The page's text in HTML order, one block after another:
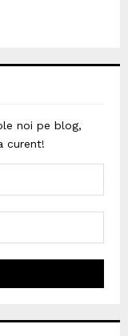
noi pe blog,
curent!